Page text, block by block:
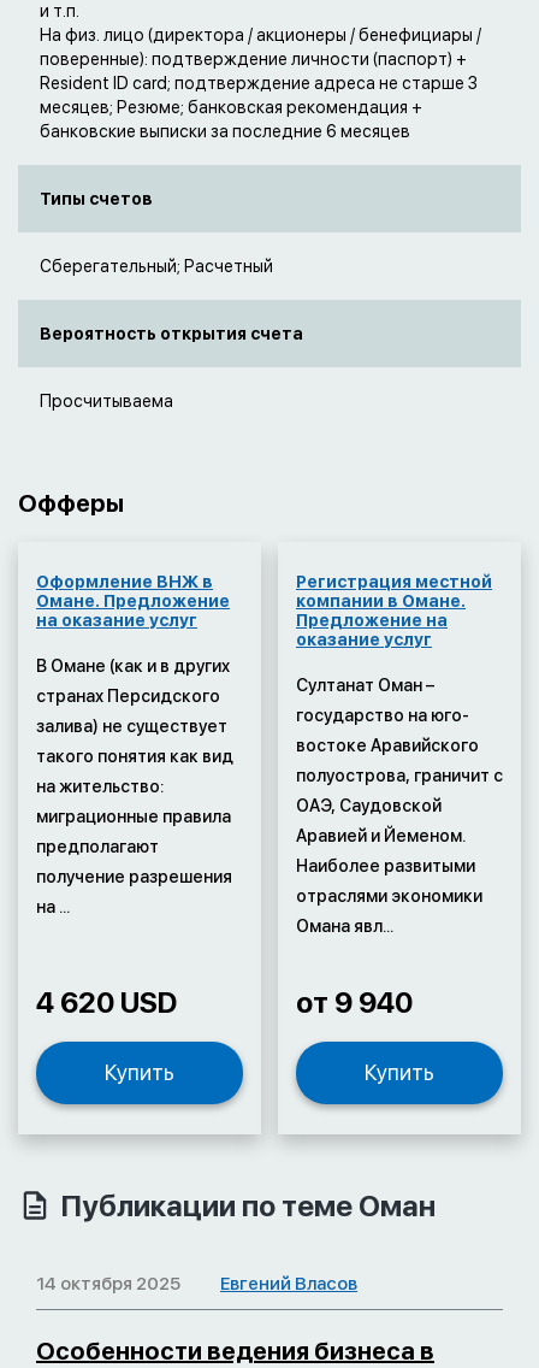
и т.п.
На физ. лицо (директора / акционеры / бенефициары /
поверенные): подтверждение личности (паспорт) +
Resident ID card; подтверждение адреса не старше 3
месяцев; Резюме; банковская рекомендация +
банковские выписки за последние 6 месяцев
Типы счетов
Сберегательный; Расчетный
Вероятность открытия счета
Просчитываема
Офферы
Оформление ВНЖ в
Омане. Предложение
на оказание услуг
В Омане (как и в других
странах Персидского
залива) не существует
такого понятия как вид
на жительство:
миграционные правила
предполагают
получение разрешения
на ...
4 620 USD
Купить
Регистрация местной
компании в Омане.
Предложение на
оказание услуг
Султанат Оман –
государство на юго-
востоке Аравийского
полуострова, граничит с
ОАЭ, Саудовской
Аравией и Йеменом.
Наиболее развитыми
отраслями экономики
Омана явл...
от 9 940
Купить
Публикации по теме Оман
14 октября 2025 Евгений Власов
Особенности ведения бизнеса в